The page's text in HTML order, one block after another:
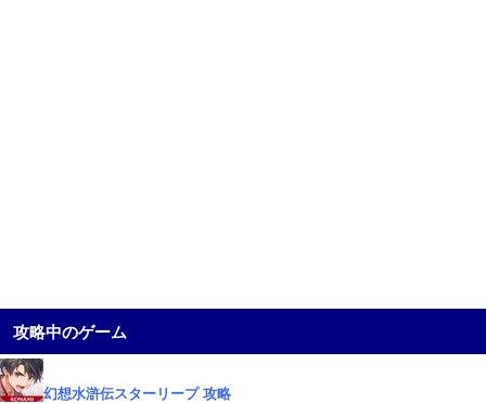
攻略中のゲーム
幻想水滸伝スターリープ 攻略